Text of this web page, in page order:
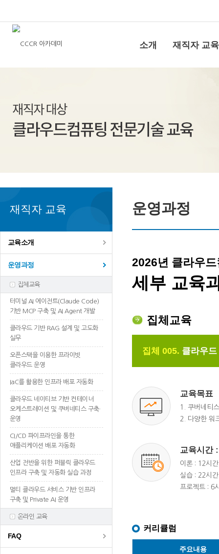
소개 재직자 교육
재직자 교육
교육소개
운영과정
집체교육
터미널 AI 에이전트(Claude Code)
기반 MCP 구축 및 AI Agent 개발
클라우드 기반 RAG 설계 및 고도화
실무
오픈스택을 이용한 프라이빗
클라우드 운영
IaC를 활용한 인프라 배포 자동화
클라우드 네이티브 기반 컨테이너
오케스트레이션 및 쿠버네티스 구축·
운영
CI/CD 파이프라인을 통한
애플리케이션 배포 자동화
산업 전반을 위한 퍼블릭 클라우드
인프라 구축 및 자동화 실습 과정
멀티 클라우드 서비스 기반 인프라
구축 및 Private AI 운영
온라인 교육
FAQ
운영과정
2026년 클라우
세부 교육
집체교육
집체 005. 클라우
교육목표
1. 쿠버네티
2. 다양한 워
교육시간
이론 : 12시간
실습 : 22시간
프로젝트 : 6
커리큘럼
주요내용